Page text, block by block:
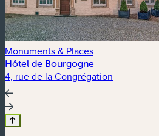
Monuments & Places
Hôtel de Bourgogne
4, rue de la Congrégation